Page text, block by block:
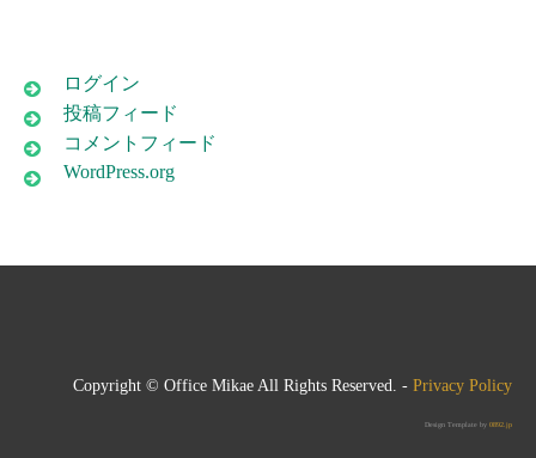
ログイン
投稿フィード
コメントフィード
WordPress.org
Copyright © Office Mikae All Rights Reserved. - Privacy Policy
Design Template by 0892.jp